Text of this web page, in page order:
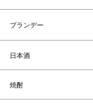
ブランデー
日本酒
焼酎